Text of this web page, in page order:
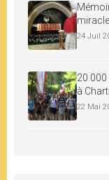
24 Juil
20
à
22 Mai